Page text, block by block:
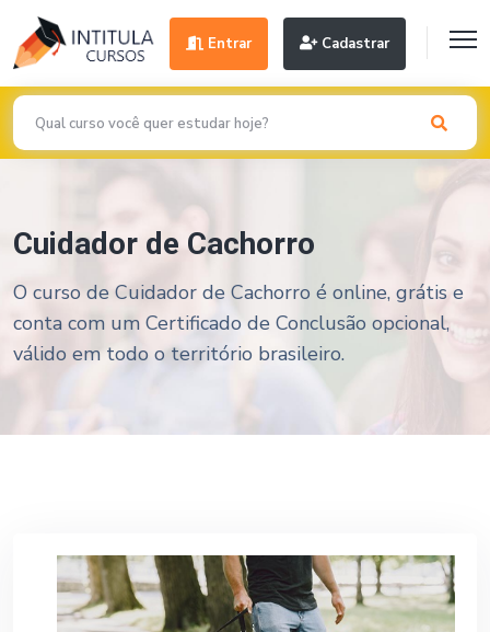
Entrar Cadastrar
Cuidador de Cachorro
O curso de Cuidador de Cachorro é online, grátis e
conta com um Certificado de Conclusão opcional,
válido em todo o território brasileiro.